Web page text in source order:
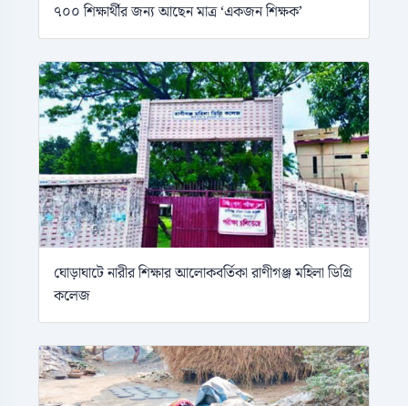
৭০০ শিক্ষার্থীর জন্য আছেন মাত্র ‘একজন শিক্ষক’
ঘোড়াঘাটে নারীর শিক্ষার আলোকবর্তিকা রাণীগঞ্জ মহিলা ডিগ্রি
কলেজ